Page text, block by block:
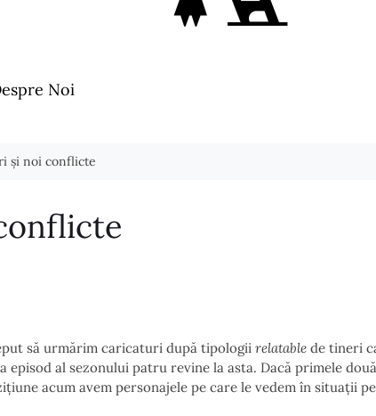
Noi
și noi conflicte
să urmărim caricaturi după tipologii relatable de tineri
al sezonului patru revine la asta. Dacă primele
acum avem personajele pe care le vedem în situații